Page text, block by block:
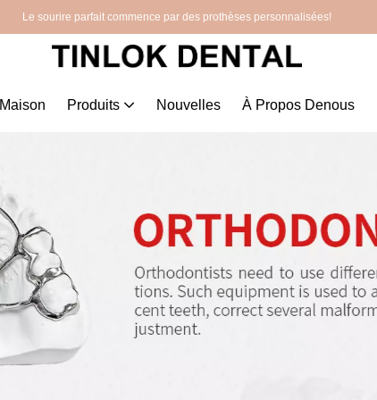
Le sourire parfait commence par des prothèses personnalisées!
Maison Produits Nouvelles À Propos Denous